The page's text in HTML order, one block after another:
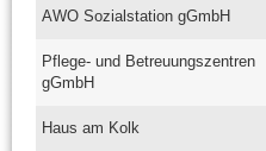
AWO Sozialstation gGmbH
Pflege- und Betreuungszentren
gGmbH
Haus am Kolk